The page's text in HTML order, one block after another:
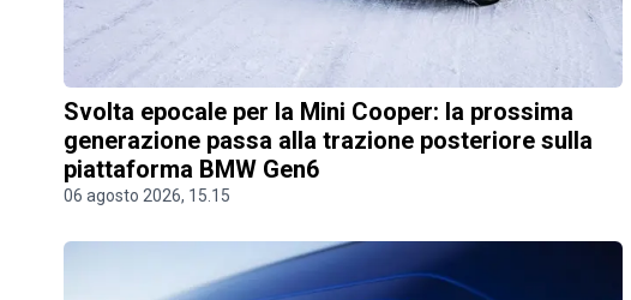
Svolta epocale per la Mini Cooper: la prossima
generazione passa alla trazione posteriore sulla
piattaforma BMW Gen6
06 agosto 2026, 15.15